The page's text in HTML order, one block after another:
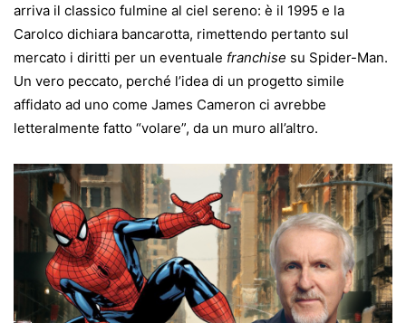
arriva il classico fulmine al ciel sereno: è il 1995 e la
Carolco dichiara bancarotta, rimettendo pertanto sul
mercato i diritti per un eventuale franchise su Spider-Man.
Un vero peccato, perché l’idea di un progetto simile
affidato ad uno come James Cameron ci avrebbe
letteralmente fatto “volare”, da un muro all’altro.